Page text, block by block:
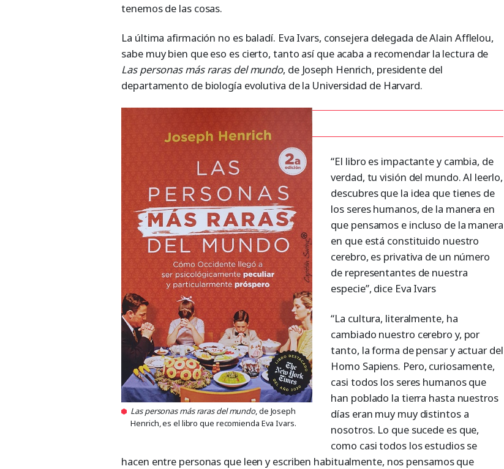
tenemos de las cosas.
La última afirmación no es baladí. Eva Ivars, consejera delegada de Alain Afflelou,
sabe muy bien que eso es cierto, tanto así que acaba a recomendar la lectura de
Las personas más raras del mundo, de Joseph Henrich, presidente del
departamento de biología evolutiva de la Universidad de Harvard.
Las personas más raras del mundo, de Joseph
Henrich, es el libro que recomienda Eva Ivars.
“El libro es impactante y cambia, de
verdad, tu visión del mundo. Al leerlo,
descubres que la idea que tienes de
los seres humanos, de la manera en
que pensamos e incluso de la manera
en que está constituido nuestro
cerebro, es privativa de un número
de representantes de nuestra
especie”, dice Eva Ivars
“La cultura, literalmente, ha
cambiado nuestro cerebro y, por
tanto, la forma de pensar y actuar del
Homo Sapiens. Pero, curiosamente,
casi todos los seres humanos que
han poblado la tierra hasta nuestros
días eran muy muy distintos a
nosotros. Lo que sucede es que,
como casi todos los estudios se
hacen entre personas que leen y escriben habitualmente, nos pensamos que